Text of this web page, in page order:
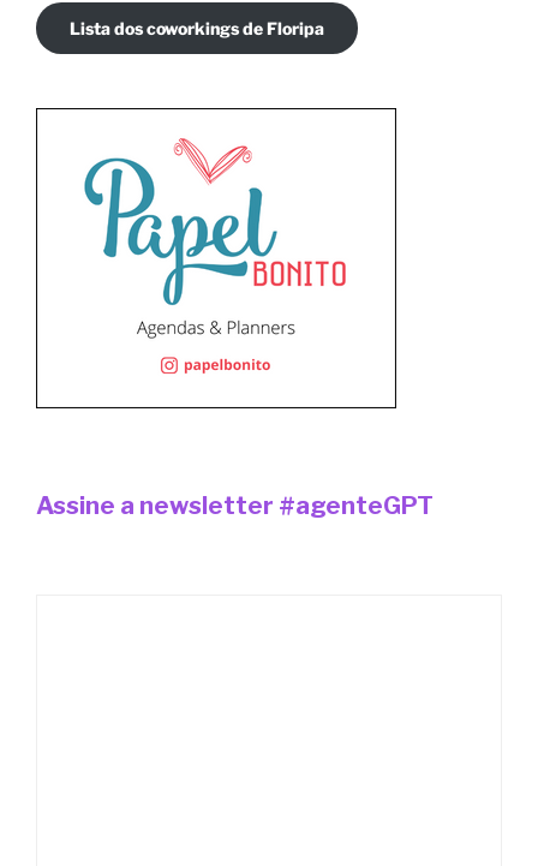
Lista dos coworkings de Floripa
Assine a newsletter #agenteGPT